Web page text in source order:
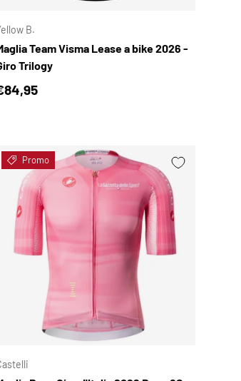
B.
Team Visma Lease a bike 2026 -
Trilogy
normale
Promo